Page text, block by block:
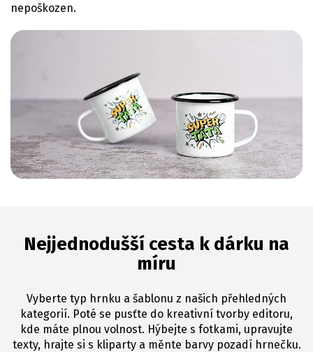
nepoškozen.
Nejjednodušší cesta k dárku na
míru
Vyberte typ hrnku a šablonu z našich přehledných
kategorií. Poté se pusťte do kreativní tvorby editoru,
kde máte plnou volnost. Hýbejte s fotkami, upravujte
texty, hrajte si s kliparty a měnte barvy pozadí hrnečku.